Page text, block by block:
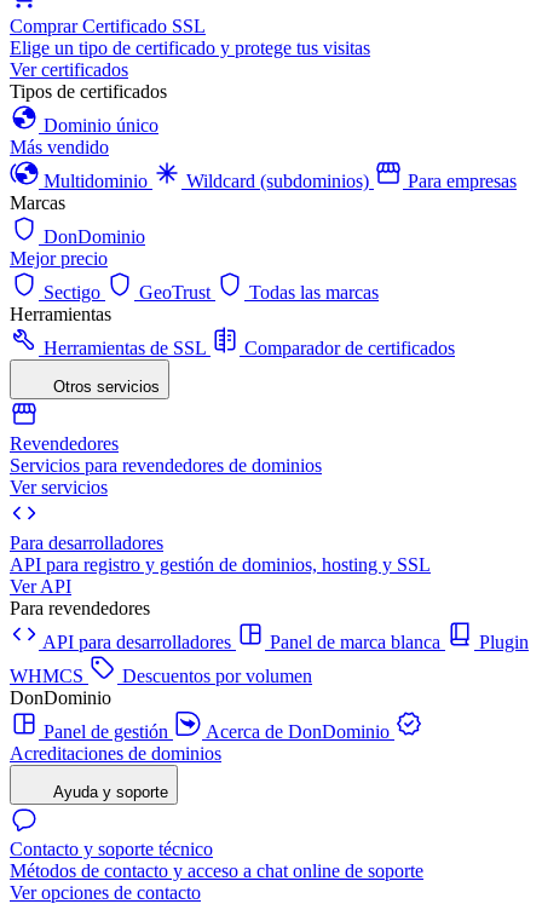
Comprar Certificado SSL
Elige un tipo de certificado y protege tus visitas
Ver certificados
Tipos de certificados
Dominio único
Más vendido
Multidominio
Wildcard (subdominios)
Para empresas
Marcas
DonDominio
Mejor precio
Sectigo
GeoTrust
Todas las marcas
Herramientas
Herramientas de SSL
Comparador de certificados
Otros servicios
Revendedores
Servicios para revendedores de dominios
Ver servicios
Para desarrolladores
API para registro y gestión de dominios, hosting y SSL
Ver API
Para revendedores
API para desarrolladores
Panel de marca blanca
Plugin
WHMCS
Descuentos por volumen
DonDominio
Panel de gestión
Acerca de DonDominio
Acreditaciones de dominios
Ayuda y soporte
Contacto y soporte técnico
Métodos de contacto y acceso a chat online de soporte
Ver opciones de contacto